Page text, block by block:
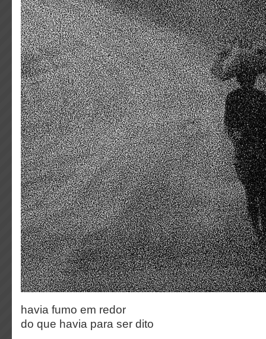
havia fumo em redor
do que havia para ser dito